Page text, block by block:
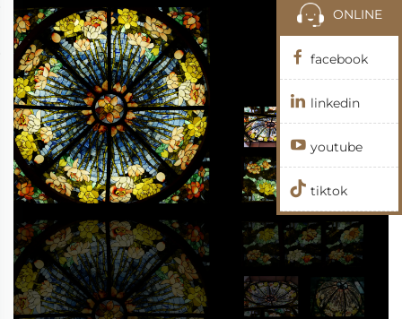
ONLINE
facebook
linkedin
youtube
tiktok